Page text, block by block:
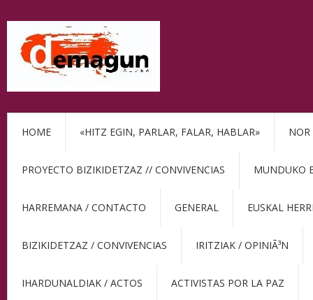
HOME «HITZ EGIN, PARLAR, FALAR, HABLAR» NOR
PROYECTO BIZIKIDETZAZ // CONVIVENCIAS MUNDUKO
HARREMANA / CONTACTO GENERAL EUSKAL
BIZIKIDETZAZ / CONVIVENCIAS IRITZIAK / OPINIÃ³N
IHARDUNALDIAK / ACTOS ACTIVISTAS POR LA PAZ